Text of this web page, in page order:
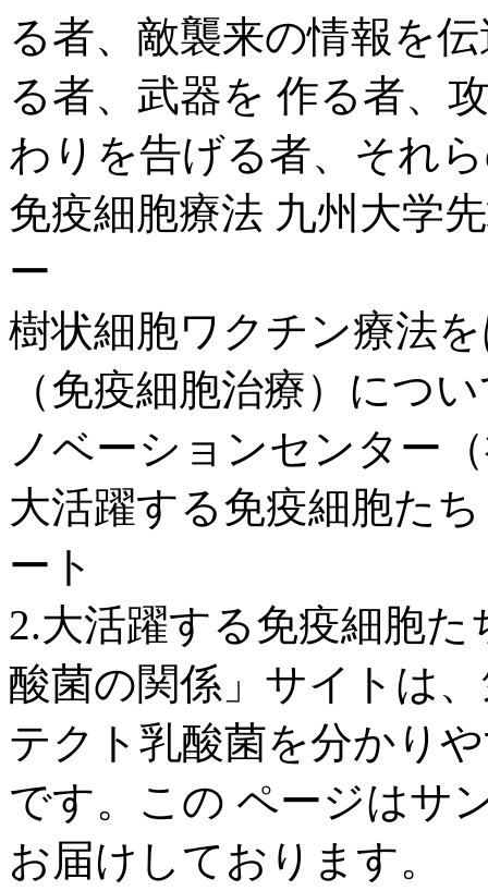
る者、敵襲来の情報を
る者、武器を 作る者、
わりを告げる者、それ
免疫細胞療法 九州大学
ー
樹状細胞ワクチン療法
（免疫細胞治療）につ
ノベーションセンター
大活躍する免疫細胞た
ート
2.大活躍する免疫細胞
酸菌の関係」サイトは
テクト乳酸菌を分かり
です。この ページはサ
お届けしております。